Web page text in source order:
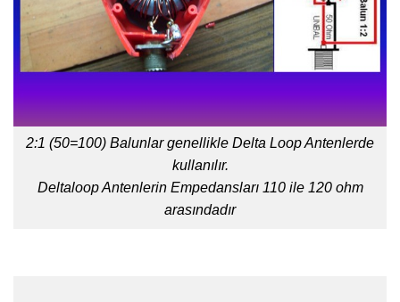
2:1 (50=100) Balunlar genellikle Delta Loop Antenlerde
kullanılır.
Deltaloop Antenlerin Empedansları 110 ile 120 ohm
arasındadır